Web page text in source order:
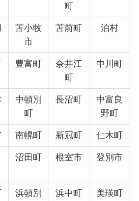
町
苫小牧
市
苫前町 泊村
豊富町
奈井江
町
中川町
中頓別
町
長沼町
中富良
野町
南幌町 新冠町 仁木町
沼田町 根室市 登別市
浜頓別
浜中町 美瑛町